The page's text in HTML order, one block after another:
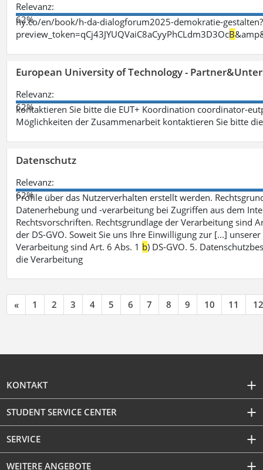
Relevanz:
62%
ny.co/en/book/h-da-dialogforum2025-demokratie-gestalten?
preview_token=qCj43JYUQVaiC8aCyyPhCLdm3D3OcB
European University of Technology -
Relevanz:
62%
kontaktieren Sie bitte die EUT+ Koordination coordinator-
Möglichkeiten der Zusammenarbeit kontaktieren Sie bitte
Datenschutz
Relevanz:
62%
Profile über das Nutzerverhalten erstellt werden.
Datenerhebung und -verarbeitung bei Zugriffen aus dem
Rechtsvorschriften. Rechtsgrundlage der Verarbeitung sind
der DS-GVO. Soweit Sie uns Ihre Einwilligung zur [...]
Verarbeitung sind Art. 6 Abs. 1 b) DS-GVO. 5.
die Verarbeitung
« 1 2 3 4 5 6 7 8 9 10 11 12
KONTAKT
STUDENT SERVICE CENTER
SERVICE
WEITERE ANGEBOTE